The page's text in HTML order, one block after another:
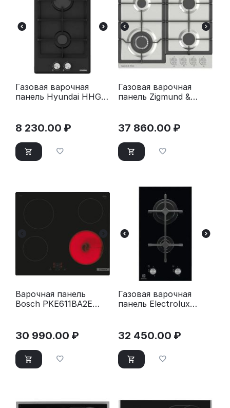
Газовая варочная
панель Hyundai HHG
8 230.00 ₽
Газовая варочная
панель Zigmund &
37 860.00 ₽
Варочная панель
Bosch PKE611BA2E
30 990.00 ₽
Газовая варочная
панель Electrolux
32 450.00 ₽